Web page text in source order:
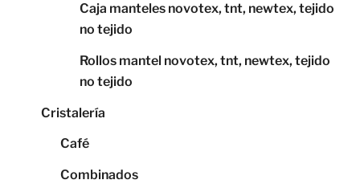
Caja manteles novotex, tnt, newtex, tejido
no tejido
Rollos mantel novotex, tnt, newtex, tejido
no tejido
Cristalería
Café
Combinados